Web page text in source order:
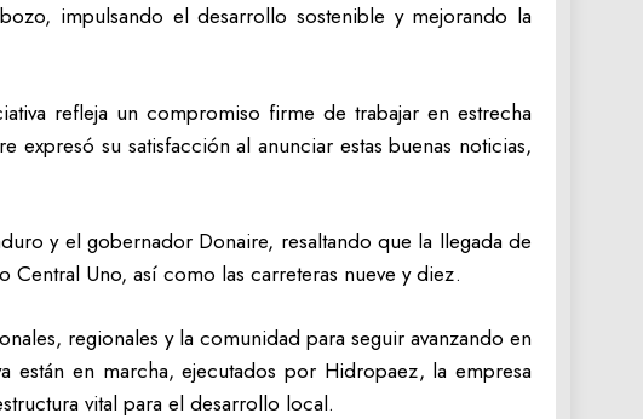
impulsando el desarrollo sostenible y mejorando la
refleja un compromiso firme de trabajar en estrecha
su satisfacción al anunciar estas buenas noticias,
y el gobernador Donaire, resaltando que la llegada de
Uno, así como las carreteras nueve y diez.
regionales y la comunidad para seguir avanzando en
en marcha, ejecutados por Hidropaez, la empresa
vital para el desarrollo local.